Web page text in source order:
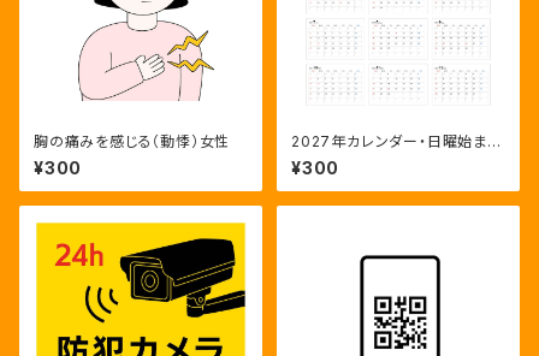
胸の痛みを感じる（動悸）女性
¥300
2027年カレンダー・日曜始ま
り・12ヶ月・年間スケジュール
¥300